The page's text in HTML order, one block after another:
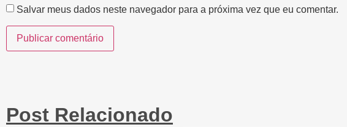
Salvar meus dados neste navegador para a próxima vez que eu comentar.
Post Relacionado